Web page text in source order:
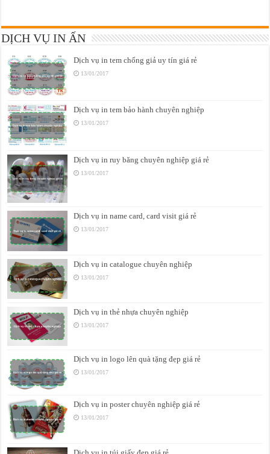
DỊCH VỤ IN ẤN
Dịch vụ in tem chống giả uy tín giá rẻ
13/01/2017
Dịch vụ in tem bảo hành chuyên nghiệp
13/01/2017
Dịch vụ in ruy băng chuyên nghiệp giá rẻ
13/01/2017
Dịch vụ in name card, card visit giá rẻ
13/01/2017
Dịch vụ in catalogue chuyên nghiệp
13/01/2017
Dịch vụ in thẻ nhựa chuyên nghiệp
13/01/2017
Dịch vụ in logo lên quà tặng đẹp giá rẻ
13/01/2017
Dịch vụ in poster chuyên nghiệp giá rẻ
13/01/2017